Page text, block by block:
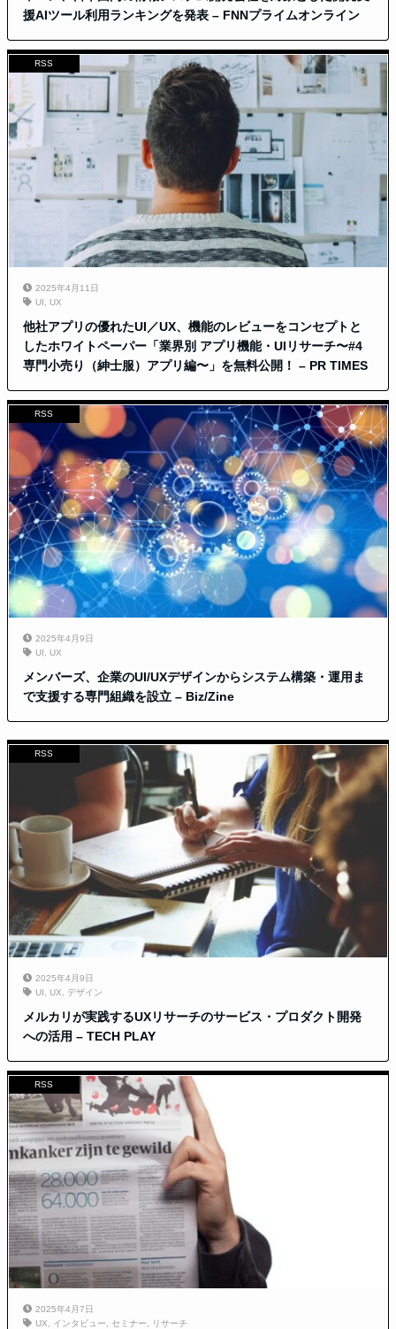
援AIツール利用ランキングを発表 – FNNプライムオンライン
RSS
2025年4月11日
UI
UX
他社アプリの優れたUI／UX、機能のレビューをコンセプトと
したホワイトペーパー「業界別 アプリ機能・UIリサーチ〜#4
専門小売り（紳士服）アプリ編〜」を無料公開！ – PR TIMES
RSS
2025年4月9日
UI
UX
メンバーズ、企業のUI/UXデザインからシステム構築・運用ま
で支援する専門組織を設立 – Biz/Zine
RSS
2025年4月9日
UI
UX デザイン
メルカリが実践するUXリサーチのサービス・プロダクト開発
への活用 – TECH PLAY
RSS
2025年4月7日
UX
インタビュー セミナー リサーチ